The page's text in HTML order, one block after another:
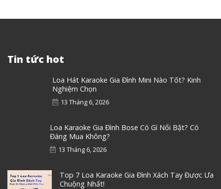
Tin tức hot
Loa Hát Karaoke Gia Đình Mini Nào Tốt? Kinh
Nghiệm Chọn
13 Tháng 6, 2026
Loa Karaoke Gia Đình Bose Có Gì Nổi Bật? Có
Đáng Mua Không?
13 Tháng 6, 2026
Top 7 Loa Karaoke Gia Đình Xách Tay Được Ưa
Chuộng Nhất!